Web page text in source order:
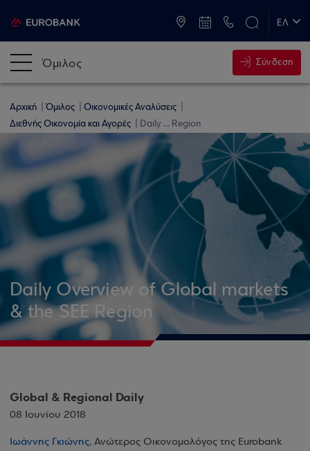
ΕΛ
Όμιλος Σύνδεση
Αρχική Όμιλος
Οικονομικές Αναλύσεις
Διεθνής Οικονομία και Αγορές
Daily ... Region
Daily Overview of Global markets
& the SEE Region
Global & Regional Daily
08 Ιουνίου 2018
Ιωάννης Γκιώνης, Ανώτερος Οικονομολόγος της Eurobank